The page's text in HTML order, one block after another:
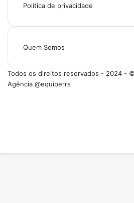
Política de privacidade
Quem Somos
Todos os direitos reservados - 2024 -
Agência @equiperrs